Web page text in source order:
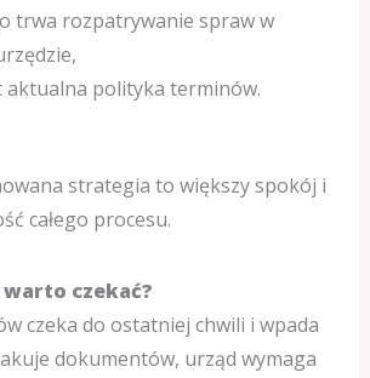
trwa rozpatrywanie spraw w
aktualna polityka terminów.
strategia to większy spokój i
całego procesu.
czekać?
czeka do ostatniej chwili i wpada
dokumentów, urząd wymaga